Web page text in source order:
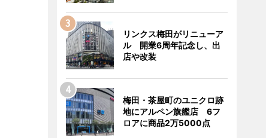
リンクス梅田がリニューア
ル 開業6周年記念し、出
店や改装
梅田・茶屋町のユニクロ跡
地にアルペン旗艦店 6フ
ロアに商品2万5000点